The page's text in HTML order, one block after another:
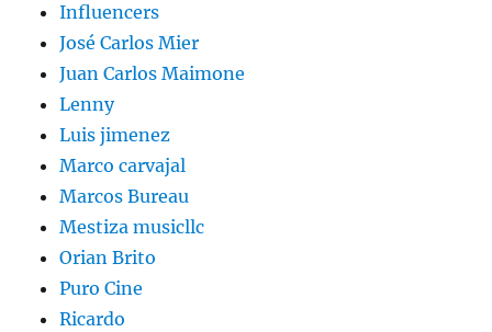
Influencers
José Carlos Mier
Juan Carlos Maimone
Lenny
Luis jimenez
Marco carvajal
Marcos Bureau
Mestiza musicllc
Orian Brito
Puro Cine
Ricardo